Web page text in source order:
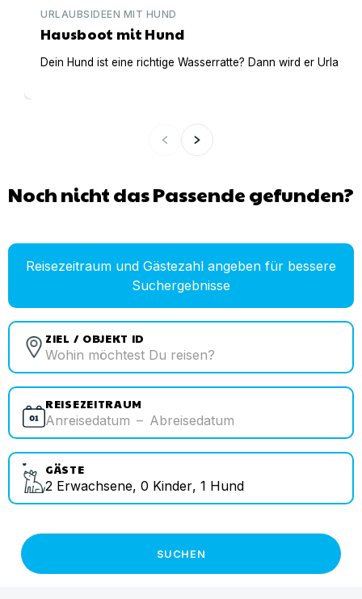
URLAUBSIDEEN MIT HUND
Hausboot mit Hund
Dein Hund ist eine richtige Wasserratte? Dann wird er
Noch nicht das Passende gefunden?
Reisezeitraum und Gästezahl angeben für bessere
Suchergebnisse
ZIEL / OBJEKT ID
REISEZEITRAUM
Anreisedatum – Abreisedatum
GÄSTE
2 Erwachsene, 0 Kinder, 1 Hund
SUCHEN